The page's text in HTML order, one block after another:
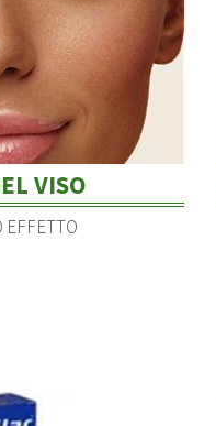
VISO
EFFETTO